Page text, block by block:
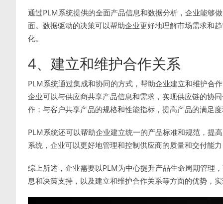
通过PLM系统提供的全面产品信息和数据分析，企业能够
面。数据驱动的决策可以帮助企业更好地理解市场需求和
化。
4、建立和维护合作关系
PLM系统通过集成和协同的方式，帮助企业建立和维护合
企业可以与供应商共享产品信息和需求，实现供应链的协
作；与客户共享产品的规格和性能指标，提高产品的满足
PLM系统还可以帮助企业建立统一的产品标准和规范，提
系统，企业可以更好地管理和控制供应商的质量和交付能
综上所述，企业需要以PLM为中心提升产品生命周期管理
息和决策支持，以及建立和维护合作关系等方面的优势，